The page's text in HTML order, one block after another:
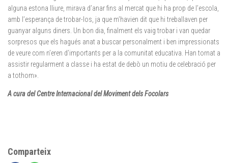
alguna estona lliure, mirava d’anar fins al mercat que hi ha prop de l’escola,
amb l’esperança de trobar-los, ja que m’havien dit que hi treballaven per
guanyar alguns diners. Un bon dia, finalment els vaig trobar i van quedar
sorpresos que els hagués anat a buscar personalment i ben impressionats
de veure com n’eren d’importants per a la comunitat educativa. Han tornat a
assistir regularment a classe i ha estat de debò un motiu de celebració per
a tothom».
A cura del Centre Internacional del Moviment dels Focolars
Comparteix